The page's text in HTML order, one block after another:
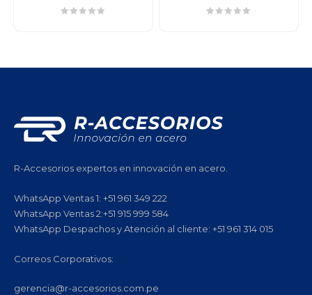
R-Accesorios expertos en innovación en acero.
WhatsApp Ventas 1: +51 961 349 222
WhatsApp Ventas 2:+51 915 999 584
WhatsApp Despachos y Atención al cliente: +51 961 314 015
Correos Corporativos:
gerencia@r-accesorios.com.pe